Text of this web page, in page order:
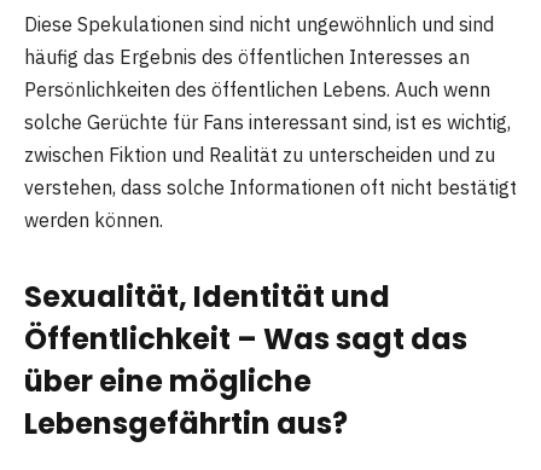
Diese Spekulationen sind nicht ungewöhnlich und sind
häufig das Ergebnis des öffentlichen Interesses an
Persönlichkeiten des öffentlichen Lebens. Auch wenn
solche Gerüchte für Fans interessant sind, ist es wichtig,
zwischen Fiktion und Realität zu unterscheiden und zu
verstehen, dass solche Informationen oft nicht bestätigt
werden können.
Sexualität, Identität und
Öffentlichkeit – Was sagt das
über eine mögliche
Lebensgefährtin aus?